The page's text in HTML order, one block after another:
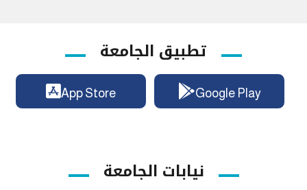
تطبيق الجامعة
Google Play
App Store
نيابات الجامعة